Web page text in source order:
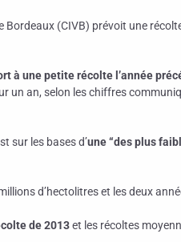
(CIVB) prévoit une
à une petite récolte l’année
un an, selon les chiffres
sur les bases d’une “des plus
d’hectolitres et les deux
de 2013et les récoltes